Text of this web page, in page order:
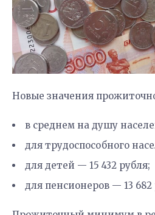
Новые значения
в среднем на душу
для трудоспособного
для детей — 15 432 рубля;
для пенсионеров — 13 682